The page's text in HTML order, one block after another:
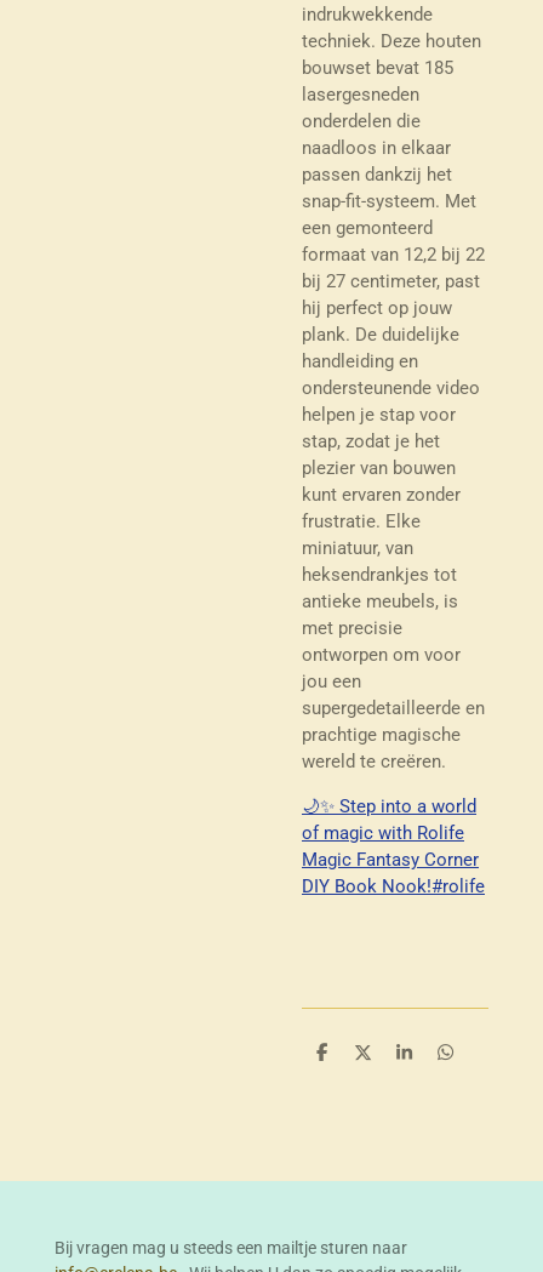
indrukwekkende
techniek. Deze houten
bouwset bevat 185
lasergesneden
onderdelen die
naadloos in elkaar
passen dankzij het
snap-fit-systeem. Met
een gemonteerd
formaat van 12,2 bij 22
bij 27 centimeter, past
hij perfect op jouw
plank. De duidelijke
handleiding en
ondersteunende video
helpen je stap voor
stap, zodat je het
plezier van bouwen
kunt ervaren zonder
frustratie. Elke
miniatuur, van
heksendrankjes tot
antieke meubels, is
met precisie
ontworpen om voor
jou een
supergedetailleerde en
prachtige magische
wereld te creëren.
🌙✨ Step into a world
of magic with Rolife
Magic Fantasy Corner
DIY Book Nook!#rolife
D
D
S
D
Bij vragen mag u steeds een mailtje sturen naar